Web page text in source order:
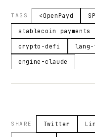
TAGS <OpenPayd
stablecoin payments
crypto-defi
engine-claude
SHARE Twitter